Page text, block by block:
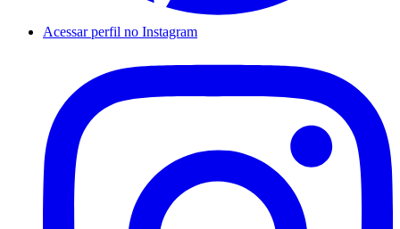
Acessar perfil no Instagram